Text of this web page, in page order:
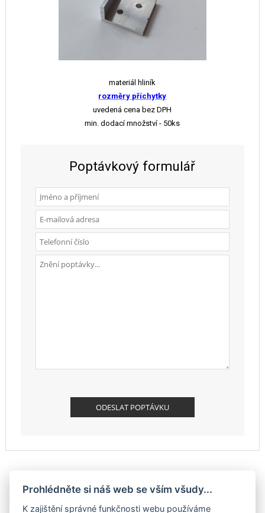
materiál hliník
rozměry příchytky
uvedená cena bez DPH
min. dodací množství - 50ks
Poptávkový formulář
Prohlédněte si náš web se vším všudy...
K zajištění správné funkčnosti webu používáme